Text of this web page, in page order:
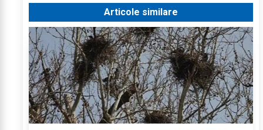
Articole similare